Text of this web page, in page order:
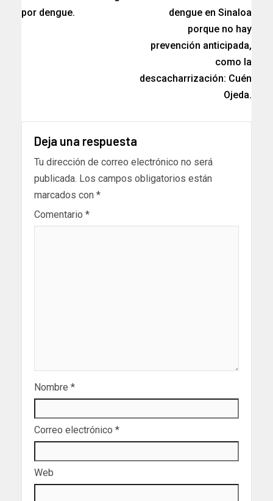
por dengue.
dengue en Sinaloa
porque no hay
prevención anticipada,
como la
descacharrización: Cuén
Ojeda.
Deja una respuesta
Tu dirección de correo electrónico no será
publicada. Los campos obligatorios están
marcados con *
Comentario *
Nombre *
Correo electrónico *
Web